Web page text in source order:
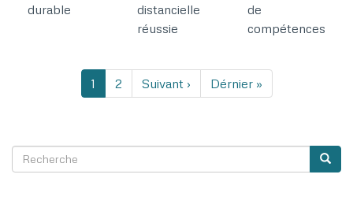
durable
distancielle
réussie
de
compétences
Pagination
Page
courante
1 Page
2
Page
suivante
Suivant ›
Dernière
page
Dérnier »
SEARCH
Recherche